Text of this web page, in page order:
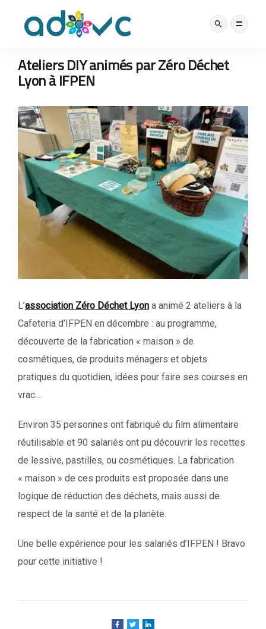
Ateliers DIY animés par Zéro Déchet
Lyon à IFPEN
L’association Zéro Déchet Lyon a animé 2 ateliers à la
Cafeteria d’IFPEN en décembre : au programme,
découverte de la fabrication « maison » de
cosmétiques, de produits ménagers et objets
pratiques du quotidien, idées pour faire ses courses en
vrac…
Environ 35 personnes ont fabriqué du film alimentaire
réutilisable et 90 salariés ont pu découvrir les recettes
de lessive, pastilles, ou cosmétiques. La fabrication
« maison » de ces produits est proposée dans une
logique de réduction des déchets, mais aussi de
respect de la santé et de la planète.
Une belle expérience pour les salariés d’IFPEN ! Bravo
pour cette initiative !